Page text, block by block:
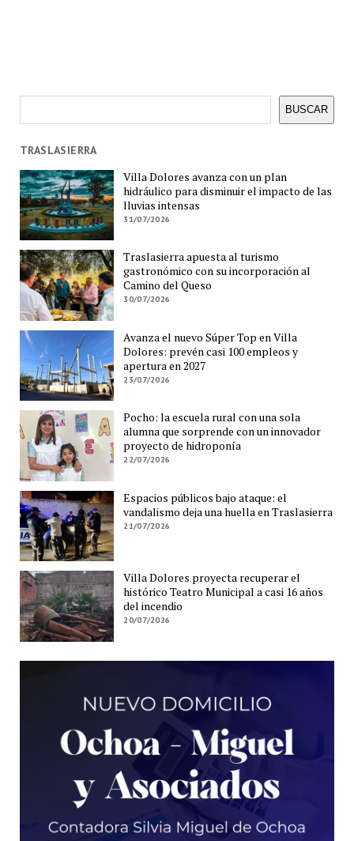
BUSCAR
TRASLASIERRA
Villa Dolores avanza con un plan
hidráulico para disminuir el impacto de las
lluvias intensas
31/07/2026
Traslasierra apuesta al turismo
gastronómico con su incorporación al
Camino del Queso
30/07/2026
Avanza el nuevo Súper Top en Villa
Dolores: prevén casi 100 empleos y
apertura en 2027
23/07/2026
Pocho: la escuela rural con una sola
alumna que sorprende con un innovador
proyecto de hidroponía
22/07/2026
Espacios públicos bajo ataque: el
vandalismo deja una huella en Traslasierra
21/07/2026
Villa Dolores proyecta recuperar el
histórico Teatro Municipal a casi 16 años
del incendio
20/07/2026